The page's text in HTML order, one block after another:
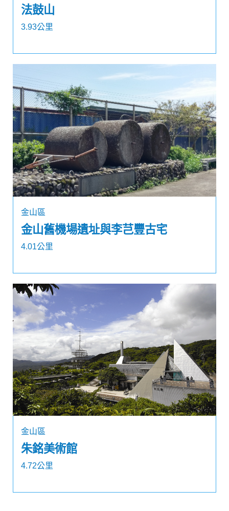
法鼓山
3.93公里
金山區
金山舊機場遺址與李芑豐古宅
4.01公里
金山區
朱銘美術館
4.72公里